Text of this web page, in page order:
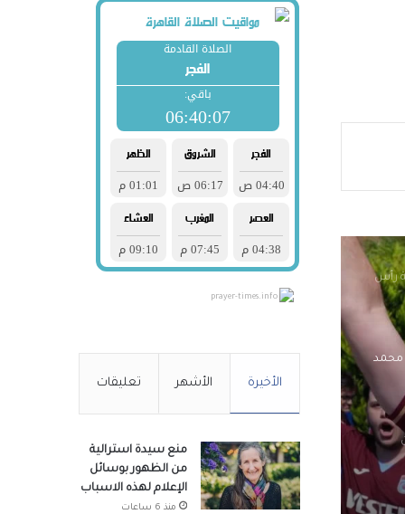
رأس
محمد
prayer-times.info
الأخيرة الأشهر تعليقات
منع سيدة استرالية
من الظهور بوسائل
الإعلام لهذه الاسباب
منذ 6 ساعات